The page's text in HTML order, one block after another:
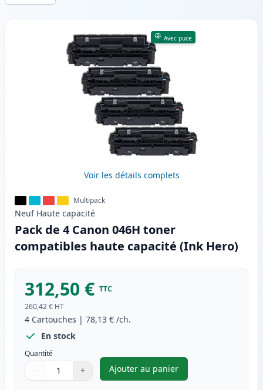
Produits
Avec puce
Voir les détails complets
Multipack
Neuf Haute capacité
Pack de 4 Canon 046H toner
compatibles haute capacité (Ink Hero)
312,50 € TTC
260,42 € HT
4 Cartouches | 78,13 € /ch.
En stock
Quantité
Quantité
Utilisez les boutons pour ajuster
− +
Quantité
Ajouter au panier
,Pack de 4 Canon 046H